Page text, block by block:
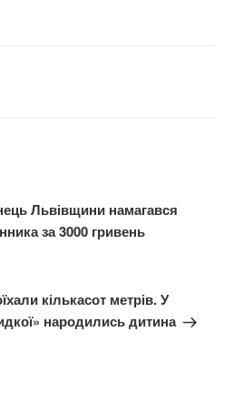
Львівщини намагався
за 3000 гривень
кількасот метрів. У
народились дитина